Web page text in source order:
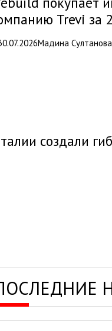
Trevi за
Мадина Султанова
создали